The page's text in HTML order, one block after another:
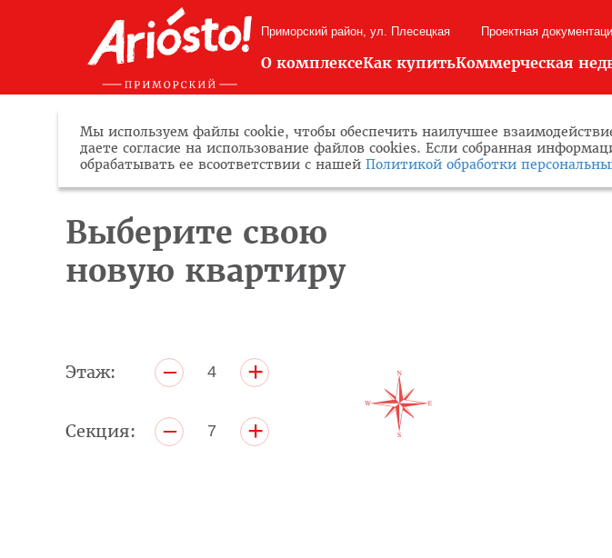
Приморский район, ул. Плесецкая Проектная
О комплексеКак купитьКоммерческая
Выберите свою
новую квартиру
Этаж: – 4 +
Секция: – 7 +
Мы используем файлы cookie, чтобы обеспечить наилучшее
даете согласие на использование файлов cookies. Если собранная
обрабатывать ее всоответствии с нашей Политикой обработки